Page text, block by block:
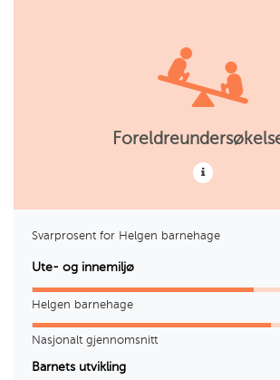
Svarprosent for Helgen barnehage
Ute- og innemiljø
Helgen barnehage
Nasjonalt gjennomsnitt
Barnets utvikling